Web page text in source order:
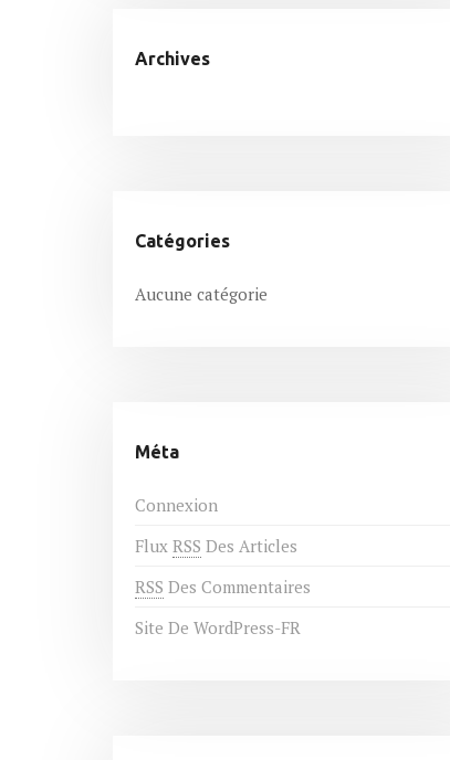
Archives
Catégories
Aucune catégorie
Méta
Connexion
Flux RSS Des Articles
RSS Des Commentaires
Site De WordPress-FR